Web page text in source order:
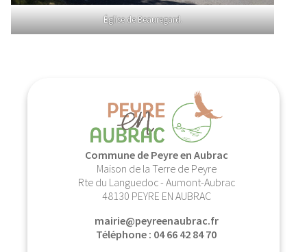
Église de Beauregard.
Commune de Peyre en Aubrac
Maison de la Terre de Peyre
Rte du Languedoc - Aumont-Aubrac
48130 PEYRE EN AUBRAC
mairie@peyreenaubrac.fr
Téléphone : 04 66 42 84 70